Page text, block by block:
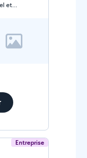
et
Entreprise